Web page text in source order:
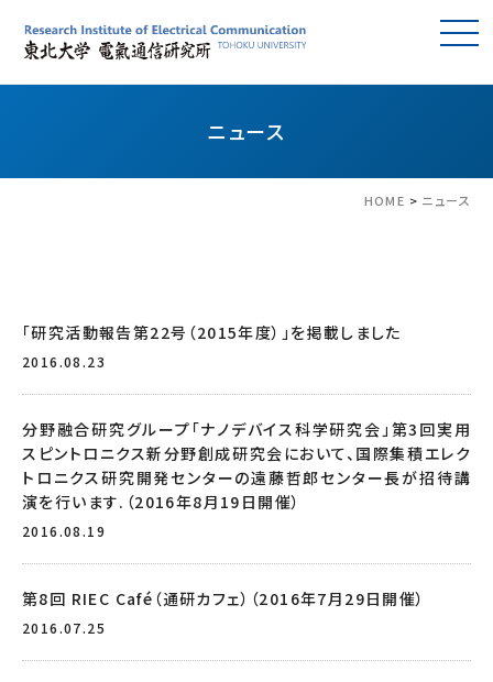
ニュース
HOME > ニュース
「研究活動報告第22号（2015年度）」を掲載しました
2016.08.23
分野融合研究グループ「ナノデバイス科学研究会」第3回実用
スピントロニクス新分野創成研究会において、国際集積エレク
トロニクス研究開発センターの遠藤哲郎センター長が招待講
演を行います.（2016年8月19日開催）
2016.08.19
第8回 RIEC Café（通研カフェ）（2016年7月29日開催）
2016.07.25